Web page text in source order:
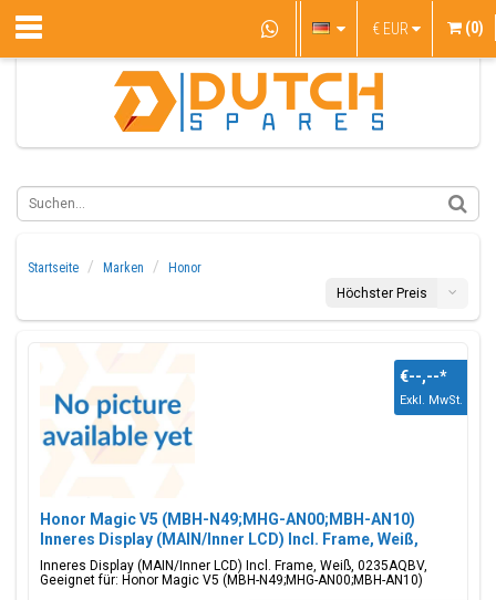
€ EUR (0)
Startseite Marken
Honor
Höchster Preis
Honor Magic V5 (MBH-N49;MHG-AN00;MBH-AN10)
Inneres Display (MAIN/Inner LCD) Incl. Frame, Weiß,
0235AQBV
Inneres Display (MAIN/Inner LCD) Incl. Frame, Weiß, 0235AQBV,
Geeignet für: Honor Magic V5 (MBH-N49;MHG-AN00;MBH-AN10)
€--,--*
Exkl. MwSt.